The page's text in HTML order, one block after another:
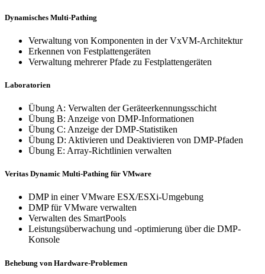
Dynamisches Multi-Pathing
Verwaltung von Komponenten in der VxVM-Architektur
Erkennen von Festplattengeräten
Verwaltung mehrerer Pfade zu Festplattengeräten
Laboratorien
Übung A: Verwalten der Geräteerkennungsschicht
Übung B: Anzeige von DMP-Informationen
Übung C: Anzeige der DMP-Statistiken
Übung D: Aktivieren und Deaktivieren von DMP-Pfaden
Übung E: Array-Richtlinien verwalten
Veritas Dynamic Multi-Pathing für VMware
DMP in einer VMware ESX/ESXi-Umgebung
DMP für VMware verwalten
Verwalten des SmartPools
Leistungsüberwachung und -optimierung über die DMP-
Konsole
Behebung von Hardware-Problemen